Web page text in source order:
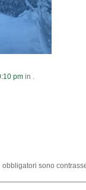
pm in .
obbligatori sono